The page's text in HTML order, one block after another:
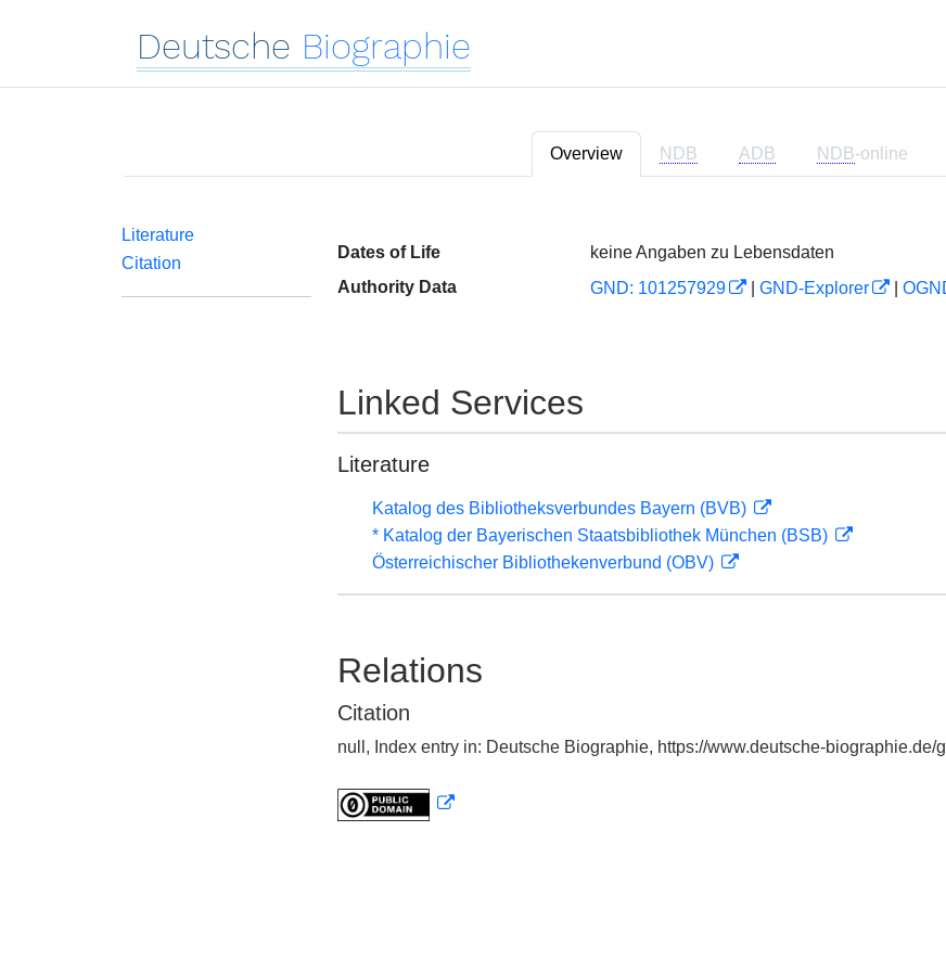
Deutsche Biographie
Overview NDB ADB NDB-online
Literature
Citation
Dates of Life
keine Angaben zu Lebensdaten
Authority Data
GND: 101257929 GND-Explorer
Linked Services
Literature
Katalog des Bibliotheksverbundes Bayern (BVB)
* Katalog der Bayerischen Staatsbibliothek München (BSB)
Österreichischer Bibliothekenverbund (OBV)
Relations
Citation
null, Index entry in: Deutsche Biographie, https://www.deutsche-